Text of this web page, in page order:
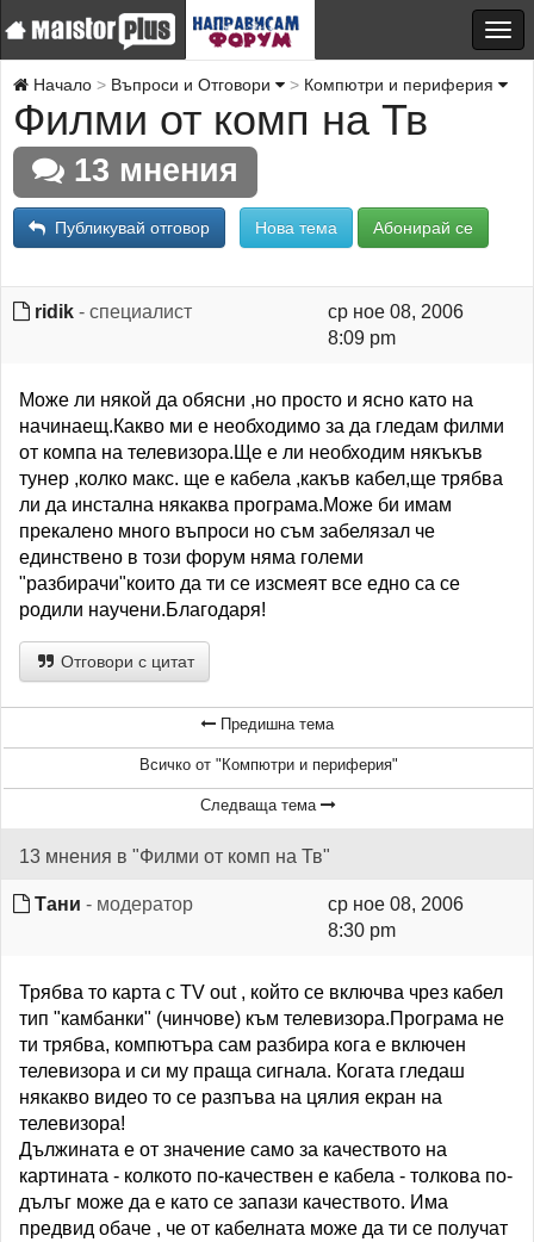
Начало Въпроси и Отговори Компютри и периферия
Филми от комп на Тв
13 мнения
Публикувай отговор Нова тема Абонирай се
ridik - специалист
ср ное 08, 2006
8:09 pm
Може ли някой да обясни ,но просто и ясно като на
начинаещ.Какво ми е необходимо за да гледам филми
от компа на телевизора.Ще е ли необходим някъкъв
тунер ,колко макс. ще е кабела ,какъв кабел,ще трябва
ли да инстална някаква програма.Може би имам
прекалено много въпроси но съм забелязал че
единствено в този форум няма големи
"разбирачи"които да ти се изсмеят все едно са се
родили научени.Благодаря!
Отговори с цитат
Предишна тема
Всичко от "Компютри и периферия"
Следваща тема
13 мнения в "Филми от комп на Тв"
Тани - модератор
ср ное 08, 2006
8:30 pm
Трябва то карта с TV out , който се включва чрез кабел
тип "камбанки" (чинчове) към телевизора.Програма не
ти трябва, компютъра сам разбира кога е включен
телевизора и си му праща сигнала. Когата гледаш
някакво видео то се разпъва на цялия екран на
телевизора!
Дължината е от значение само за качеството на
картината - колкото по-качествен е кабела - толкова по-
дълъг може да е като се запази качеството. Има
предвид обаче , че от кабелната може да ти се получат